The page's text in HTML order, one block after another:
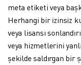
meta etiketi veya
Herhangi bir izinsiz
veya lisansı
veya hizmetlerini
şekilde saldırgan bir